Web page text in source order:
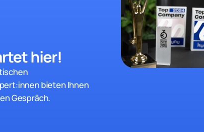
hier!
bieten Ihnen
Gespräch.